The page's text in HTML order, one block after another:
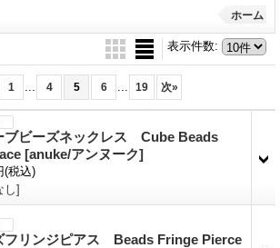
ホーム
表示件数:
1 ... 4 5 6 ... 19 次»
ブビーズネックレス Cube Beads
[anuke/アンヌーク]
(税込)
し]
フリンジピアス Beads Fringe Pierce